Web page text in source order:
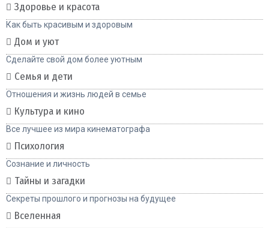
Здоровье и красота
Как быть красивым и здоровым
Дом и уют
Сделайте свой дом более уютным
Семья и дети
Отношения и жизнь людей в семье
Культура и кино
Все лучшее из мира кинематографа
Психология
Сознание и личность
Тайны и загадки
Секреты прошлого и прогнозы на будущее
Вселенная